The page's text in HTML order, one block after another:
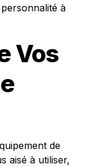
à
Vos
de
aisé à utiliser,